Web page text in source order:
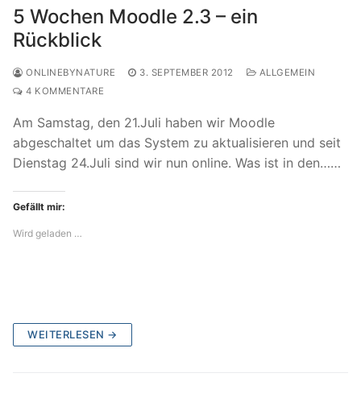
5 Wochen Moodle 2.3 – ein
Rückblick
ONLINEBYNATURE 3. SEPTEMBER 2012
ALLGEMEIN
4 KOMMENTARE
Am Samstag, den 21.Juli haben wir Moodle
abgeschaltet um das System zu aktualisieren und seit
Dienstag 24.Juli sind wir nun online. Was ist in den……
Gefällt mir:
Wird geladen …
WEITERLESEN →